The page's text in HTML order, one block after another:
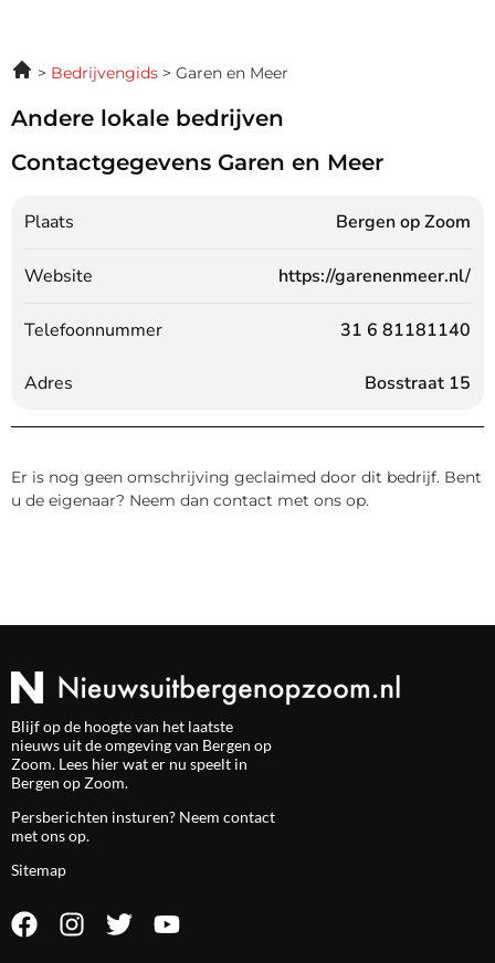
Bedrijvengids Garen en Meer
Andere lokale bedrijven
Contactgegevens Garen en Meer
Plaats Bergen op Zoom
Website https://garenenmeer.nl/
Telefoonnummer 31 6 81181140
Adres Bosstraat 15
Er is nog geen omschrijving geclaimed door dit bedrijf. Bent
u de eigenaar? Neem dan contact met ons op.
Blijf op de hoogte van het laatste
nieuws uit de omgeving van Bergen op
Zoom. Lees hier wat er nu speelt in
Bergen op Zoom.
Persberichten insturen? Neem contact
met ons op.
Sitemap